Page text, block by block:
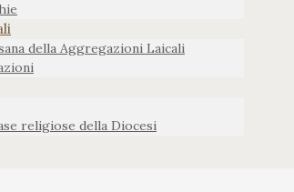
della Aggregazioni Laicali
religiose della Diocesi